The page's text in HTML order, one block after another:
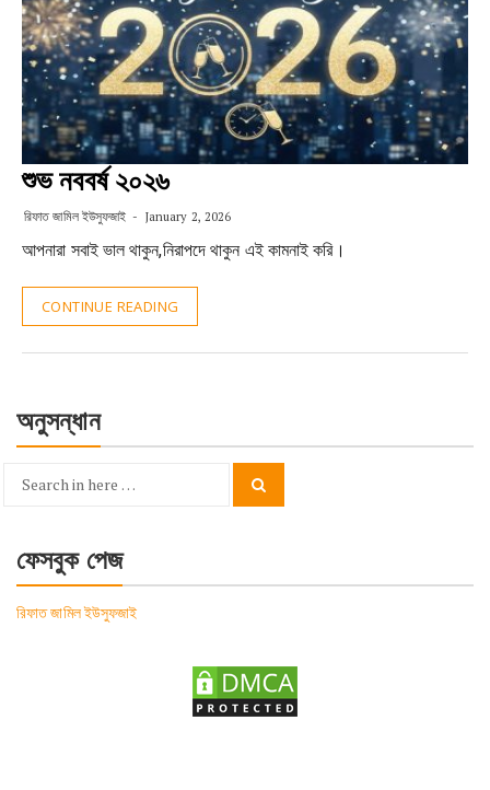
শুভ নববর্ষ ২০২৬
রিফাত জামিল ইউসুফজাই January 2, 2026
আপনারা সবাই ভাল থাকুন,নিরাপদে থাকুন এই কামনাই করি।
CONTINUE READING
অনুসন্ধান
Search
ফেসবুক পেজ
রিফাত জামিল ইউসুফজাই